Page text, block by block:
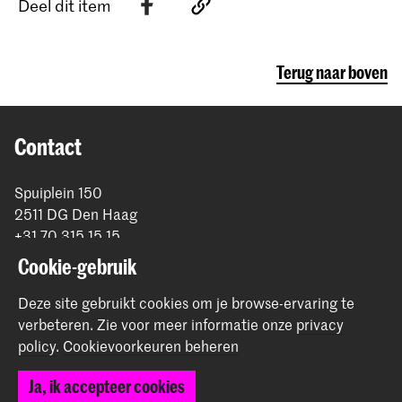
Deel dit item
Terug naar boven
Contact
Spuiplein 150
2511 DG Den Haag
+31 70 315 15 15
info@koncon.nl
Volg ons
Blijf op de hoogte
Cookie-gebruik
Deze site gebruikt cookies om je browse-ervaring te
verbeteren. Zie voor meer informatie onze privacy
policy. Cookievoorkeuren beheren
Ja, ik accepteer cookies